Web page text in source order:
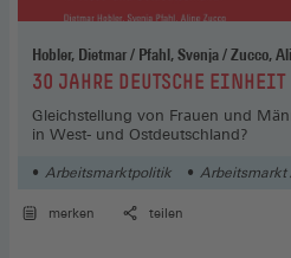
Hobler, Dietmar / Pfahl, Svenja /
:30 JAHRE DEUTSCHE EINHEIT
Gleichstellung von Frauen und
in West- und Ostdeutschland?
Arbeitsmarktpolitik Arbeitsmarkt
merken teilen